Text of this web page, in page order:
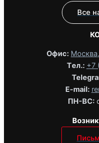
Все
Офис:
Tел.: +7
E-mail:
ПН-ВС: